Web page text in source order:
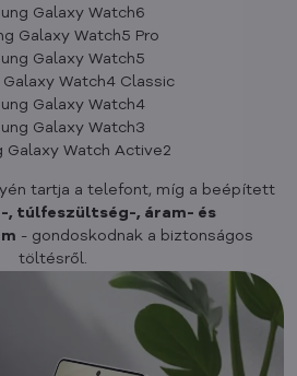
Galaxy Watch6
Galaxy Watch5 Pro
Galaxy Watch5
Galaxy Watch4 Classic
Galaxy Watch4
Galaxy Watch3
Galaxy Watch Active2
tartja a telefont, míg a beépített
, túlfeszültség-, áram- és
- gondoskodnak a biztonságos
töltésről.